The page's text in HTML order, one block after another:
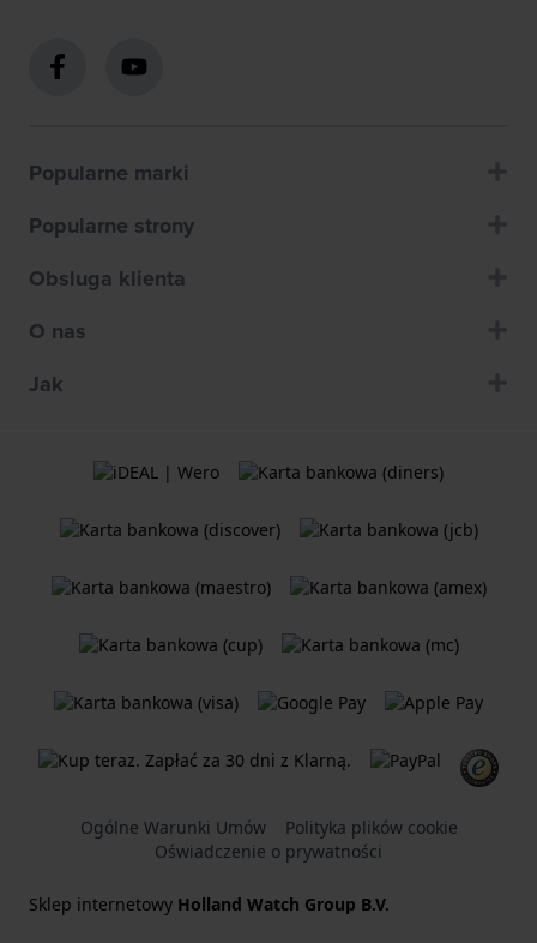
Popularne marki
Popularne strony
Obsluga klienta
O nas
Jak
Ogólne Warunki Umów
Polityka plików cookie
Oświadczenie o prywatności
Sklep internetowy Holland Watch Group B.V.